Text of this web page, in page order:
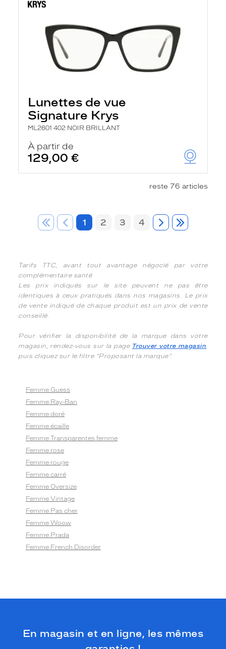
Lunettes de vue
Signature Krys
ML2601 402 NOIR BRILLANT
À partir de
129,00 €
reste 76 articles
1 2 3 4
Tarifs TTC, avant tout avantage négocié par votre
complémentaire santé
Les prix indiqués sur le site peuvent ne pas être
identiques à ceux pratiqués dans nos magasins. Le prix
de vente indiqué de chaque produit est un prix de vente
conseillé.
Pour vérifier la disponibilité de la marque dans votre
magasin, rendez-vous sur la page Trouver votre magasin,
puis cliquez sur le filtre "Proposant la marque".
Femme Guess
Femme Ray-Ban
Femme doré
Femme écaille
Femme Transparentes femme
Femme rose
Femme rouge
Femme carré
Femme Oversize
Femme Vintage
Femme Pas cher
Femme Woow
Femme Prada
Femme French Disorder
En magasin et en ligne, les mêmes